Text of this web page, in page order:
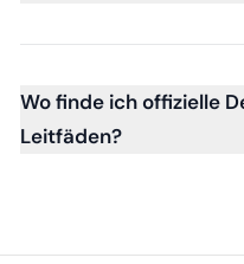
Wo finde ich offizielle
Leitfäden?